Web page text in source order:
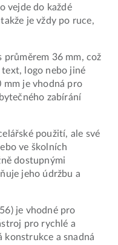
vejde do každé
je vždy po ruce,
36 mm, což
logo nebo jiné
mm je vhodná pro
zabírání
použití, ale své
ve školních
dostupnými
jeho údržbu a
je vhodné pro
pro rychlé a
konstrukce a snadná